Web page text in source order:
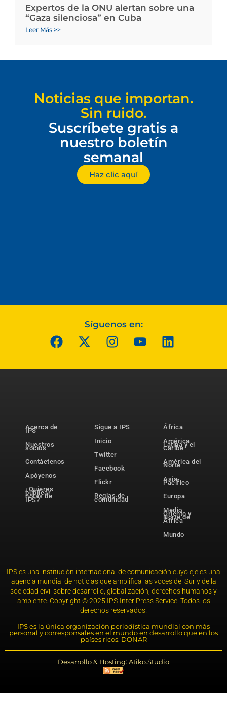
Expertos de la ONU alertan sobre una
“Gaza silenciosa” en Cuba
Leer Más >>
Noticias que importan.
Sin ruido.
Suscríbete gratis a
nuestro boletín
semanal
Haz clic aquí
Síguenos en:
Acerca de
IPS
Nuestros
socios
Contáctenos
Apóyenos
¿Quieres
publicar
notas de
IPS?
Sigue a IPS
Inicio
Twitter
Facebook
Flickr
Reglas de
comunidad
África
América
Latina y el
Caribe
América del
Norte
Asia-
Pacífico
Europa
Medio
Oriente y
Norte de
África
Mundo
IPS es una institución internacional de comunicación cuyo eje es una
agencia mundial de noticias que amplifica las voces del Sur y de la
sociedad civil sobre desarrollo, globalización, derechos humanos y
ambiente. Copyright © 2025 IPS-Inter Press Service. Todos los
derechos reservados.
IPS es la única organización periodística mundial con más
personal y corresponsales en el mundo en desarrollo que en los
países ricos. DONAR
Desarrollo & Hosting: Atiko.Studio